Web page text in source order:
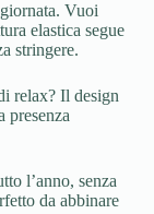
Vuoi
elastica segue
stringere.
relax? Il design
presenza
l’anno, senza
da abbinare